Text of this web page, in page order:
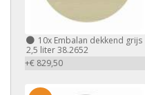
10x Embalan dekkend grijs
2,5 liter 38.2652
+€ 829,50